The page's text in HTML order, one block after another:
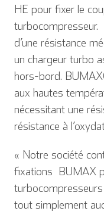
HE pour fixer le
turbocompresseur.
d’une résistance
un chargeur turbo
hors-bord.
aux hautes
nécessitant une
résistance à
« Notre société
fixations BUMAX
turbocompresseurs
tout simplement